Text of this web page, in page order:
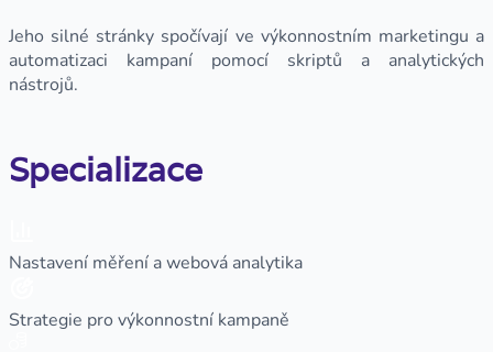
Jeho silné stránky spočívají ve výkonnostním marketingu a
automatizaci kampaní pomocí skriptů a analytických
nástrojů.
Specializace
Nastavení měření a webová analytika
Strategie pro výkonnostní kampaně